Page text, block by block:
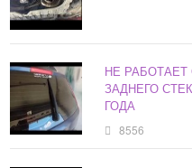
НЕ
ЗАДНЕГО
ГОДА
8556